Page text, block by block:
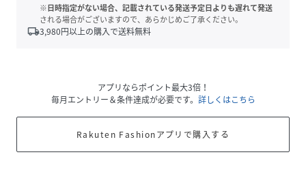
※日時指定がない場合、記載されている発送予定日よりも遅れて発送
される場合がございますので、あらかじめご了承ください。
local_shipping3,980円以上の購入で送料無料
アプリならポイント最大3倍！
毎月エントリー＆条件達成が必要です。 詳しくはこちら
Rakuten Fashionアプリで購入する